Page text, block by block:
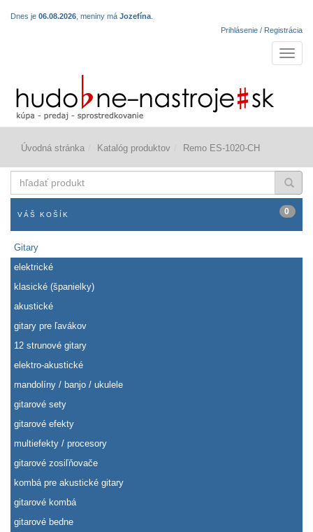
Dnes je 06.08.2026 , meniny má Jozefína
Prihlásenie / Registrácia
Úvodná stránka Katalóg produktov Remo ES-1020-CH
produkt
VÁŠ KOŠÍK 0
Gitary
elektrické
klasické (španielky)
akustické
gitary pre ľavákov
12 strunové gitary
elektro-akustické
mandolíny / banjo / ukulele
gitarové sety
gitarové efekty
multiefekty / procesory
gitarové zosiľňovače
kombá pre akustické gitary
gitarové kombá
gitarové bedne